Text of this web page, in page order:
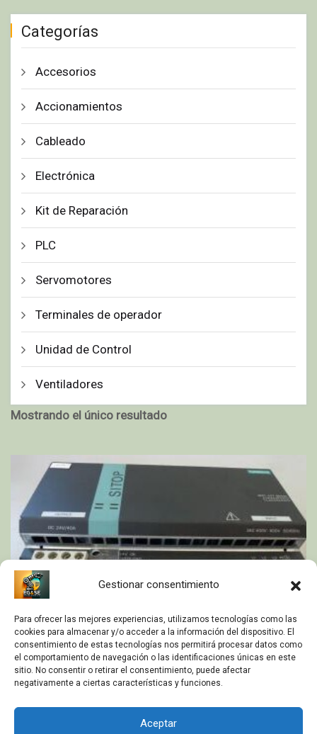
Gestionar consentimiento
Para ofrecer las mejores experiencias, utilizamos tecnologías como las
cookies para almacenar y/o acceder a la información del dispositivo. El
consentimiento de estas tecnologías nos permitirá procesar datos como
el comportamiento de navegación o las identificaciones únicas en este
sitio. No consentir o retirar el consentimiento, puede afectar
negativamente a ciertas características y funciones.
Aceptar
Categorías
Accesorios
Accionamientos
Cableado
Electrónica
Kit de Reparación
PLC
Servomotores
Terminales de operador
Unidad de Control
Ventiladores
Mostrando el único resultado
6EP1436-3BA00-SIEMENS